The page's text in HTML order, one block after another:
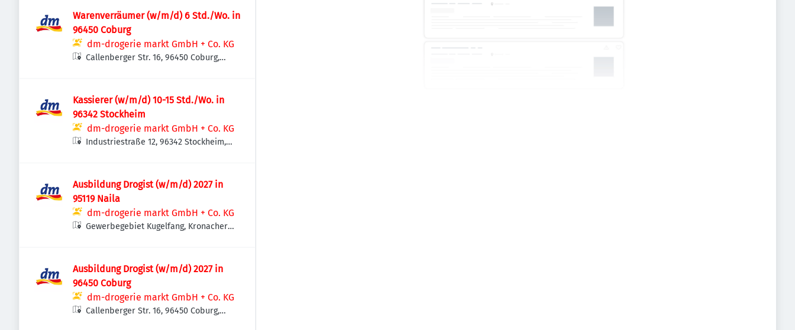
Warenverräumer (w/m/d) 6 Std./Wo. in
96450 Coburg
dm-drogerie markt GmbH + Co. KG
Callenberger Str. 16, 96450 Coburg,
Kassierer (w/m/d) 10-15 Std./Wo. in
96342 Stockheim
dm-drogerie markt GmbH + Co. KG
Industriestraße 12, 96342 Stockheim,
Ausbildung Drogist (w/m/d) 2027 in
95119 Naila
dm-drogerie markt GmbH + Co. KG
Gewerbegebiet Kugelfang, Kronacher
Ausbildung Drogist (w/m/d) 2027 in
96450 Coburg
dm-drogerie markt GmbH + Co. KG
Callenberger Str. 16, 96450 Coburg,